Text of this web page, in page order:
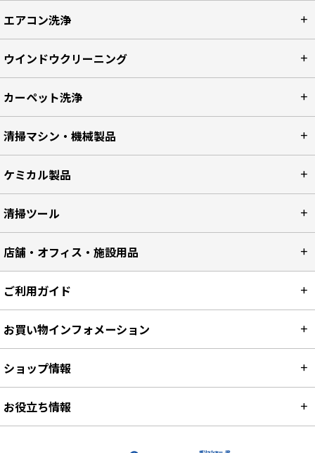
エアコン洗浄
ウインドウクリーニング
カーペット洗浄
清掃マシン・機械製品
ケミカル製品
清掃ツール
店舗・オフィス・施設用品
ご利用ガイド
お買い物インフォメーション
ショップ情報
お役立ち情報